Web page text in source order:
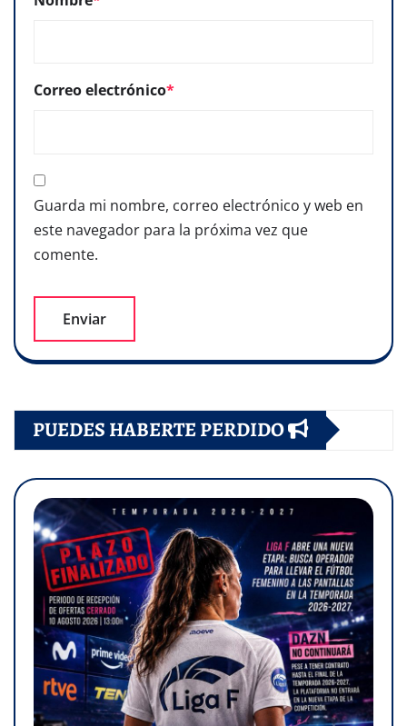
Correo electrónico*
Guarda mi nombre, correo electrónico y web en
este navegador para la próxima vez que
comente.
PUEDES HABERTE PERDIDO